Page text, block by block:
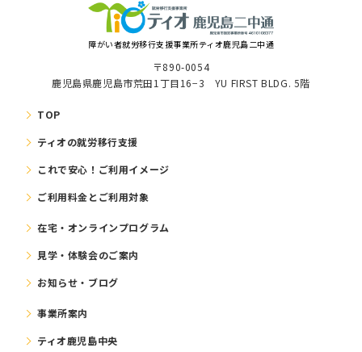
障がい者就労移⾏⽀援事業所ティオ鹿児島二中通
〒890-0054
鹿児島県鹿児島市荒田1丁目16−3 YU FIRST BLDG. 5階
TOP
ティオの就労移⾏⽀援
これで安⼼！ご利⽤イメージ
ご利⽤料⾦とご利⽤対象
在宅・オンラインプログラム
⾒学・体験会のご案内
お知らせ・ブログ
事業所案内
ティオ鹿児島中央